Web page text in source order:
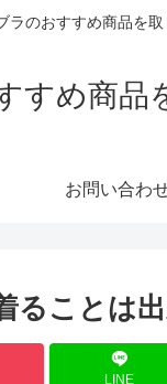
ラのおすすめ商品を取
すめ商品
お問い合わ
ることは出
LINE